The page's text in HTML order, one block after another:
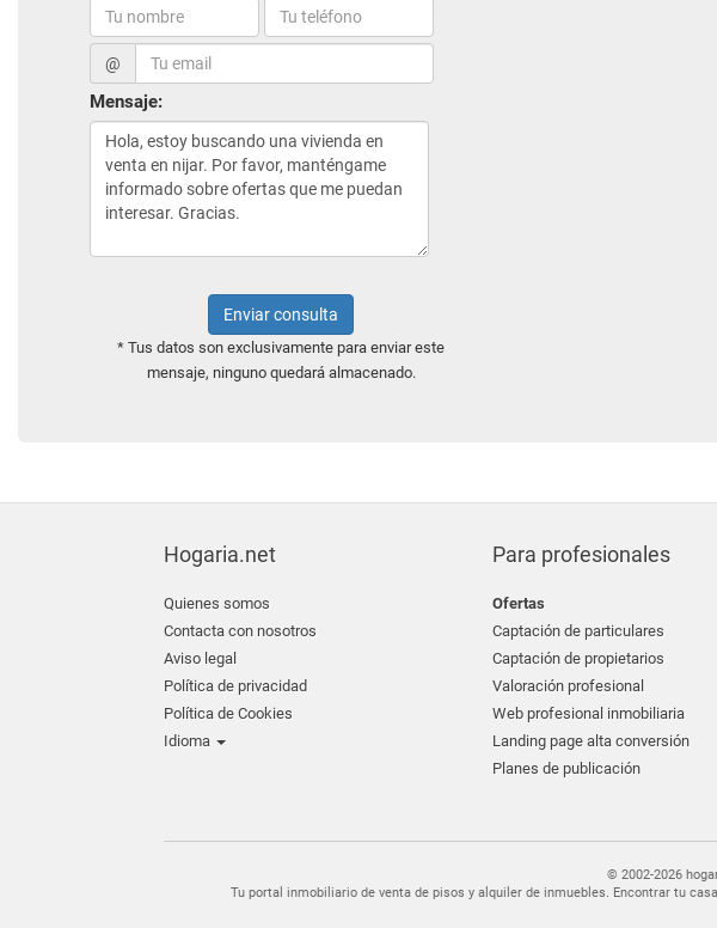
@
Mensaje:
Enviar consulta
* Tus datos son exclusivamente para enviar este
mensaje, ninguno quedará almacenado.
Hogaria.net
Quienes somos
Contacta con nosotros
Aviso legal
Política de privacidad
Política de Cookies
Idioma
Para profesionales
Ofertas
Captación de particulares
Captación de propietarios
Valoración profesional
Web profesional inmobiliaria
Landing page alta conversión
Planes de publicación
© 2002-2026
Tu portal inmobiliario de venta de pisos y alquiler de inmuebles. Encontrar tu